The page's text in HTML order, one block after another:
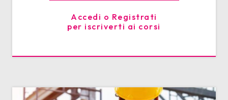
Accedi o Registrati
per iscriverti ai corsi